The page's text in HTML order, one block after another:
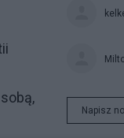
Napisz